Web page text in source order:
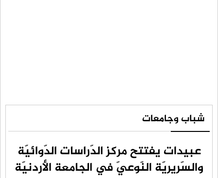
شباب وجامعات
عبيدات يفتتح مركز الدّراسات الدّوائيّة
والسّريريّة النّوعيّ في الجامعة الأردنيّة